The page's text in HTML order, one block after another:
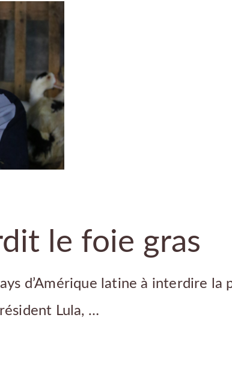
le foie gras
d’Amérique latine à interdire
Lula, …